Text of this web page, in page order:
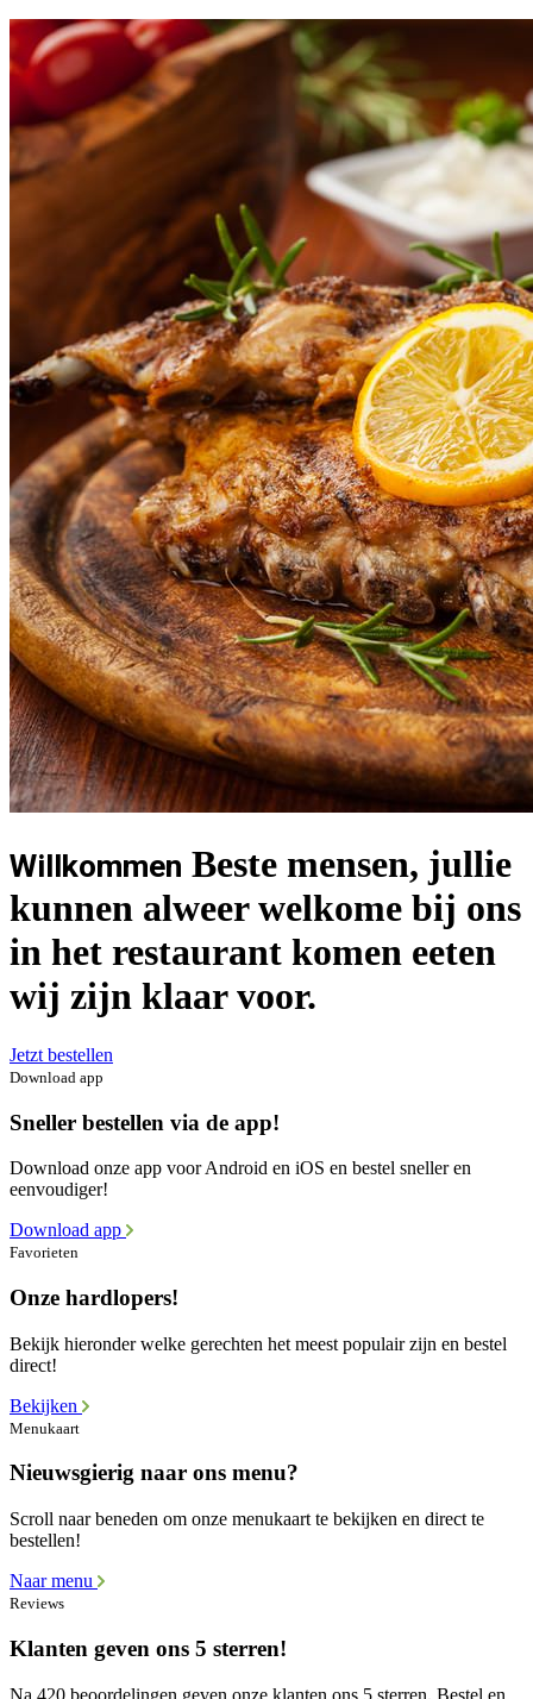
Willkommen Beste mensen, jullie
kunnen alweer welkome bij ons
in het restaurant komen eeten
wij zijn klaar voor.
Jetzt bestellen
Download app
Sneller bestellen via de app!
Download onze app voor Android en iOS en bestel sneller en
eenvoudiger!
Download app
Favorieten
Onze hardlopers!
Bekijk hieronder welke gerechten het meest populair zijn en bestel
direct!
Bekijken
Menukaart
Nieuwsgierig naar ons menu?
Scroll naar beneden om onze menukaart te bekijken en direct te
bestellen!
Naar menu
Reviews
Klanten geven ons 5 sterren!
Na 420 beoordelingen geven onze klanten ons 5 sterren. Bestel en